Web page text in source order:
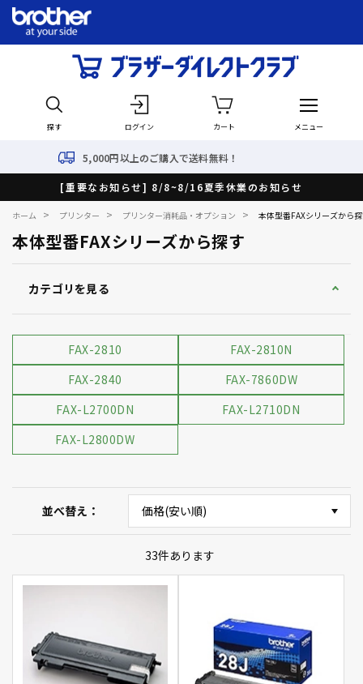
探す ログイン カート メニュー
上のご購入で送料無料！
[重要なお知らせ] 8/8~8/16夏季休業のお知らせ
ホーム > プリンター > プリンター消耗品・オプション > 本体型番FAXシリーズから
本体型番FAXシリーズから探す
カテゴリを見る
FAX-2810
FAX-2810N
FAX-2840
FAX-7860DW
FAX-L2700DN
FAX-L2710DN
FAX-L2800DW
並べ替え
33件あります